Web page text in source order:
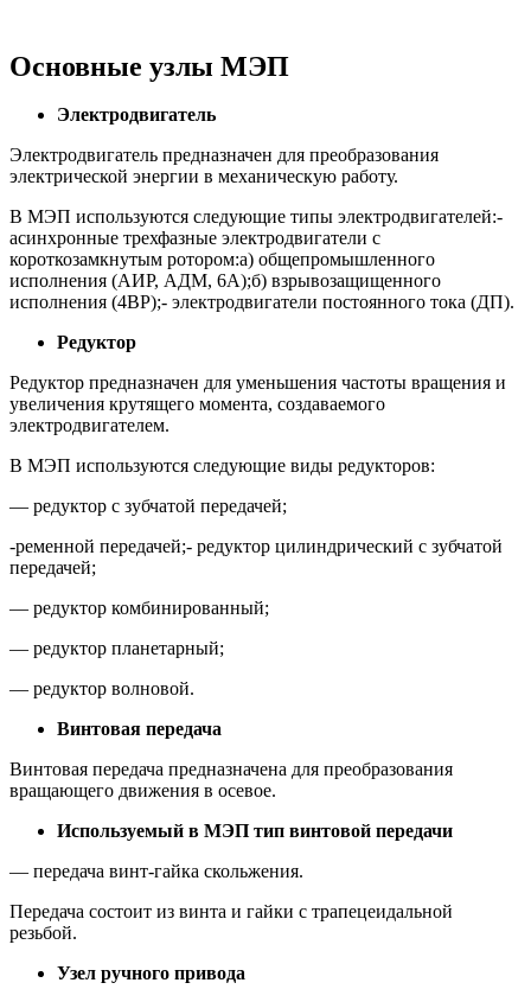
Основные узлы МЭП
Электродвигатель
Электродвигатель предназначен для преобразования
электрической энергии в механическую работу.
В МЭП используются следующие типы электродвигателей:-
асинхронные трехфазные электродвигатели с
короткозамкнутым ротором:а) общепромышленного
исполнения (АИР, АДМ, 6А);б) взрывозащищенного
исполнения (4ВР);- электродвигатели постоянного тока (ДП).
Редуктор
Редуктор предназначен для уменьшения частоты вращения и
увеличения крутящего момента, создаваемого
электродвигателем.
В МЭП используются следующие виды редукторов:
— редуктор с зубчатой передачей;
-ременной передачей;- редуктор цилиндрический с зубчатой
передачей;
— редуктор комбинированный;
— редуктор планетарный;
— редуктор волновой.
Винтовая передача
Винтовая передача предназначена для преобразования
вращающего движения в осевое.
Используемый в МЭП тип винтовой передачи
— передача винт-гайка скольжения.
Передача состоит из винта и гайки с трапецеидальной
резьбой.
Узел ручного привода